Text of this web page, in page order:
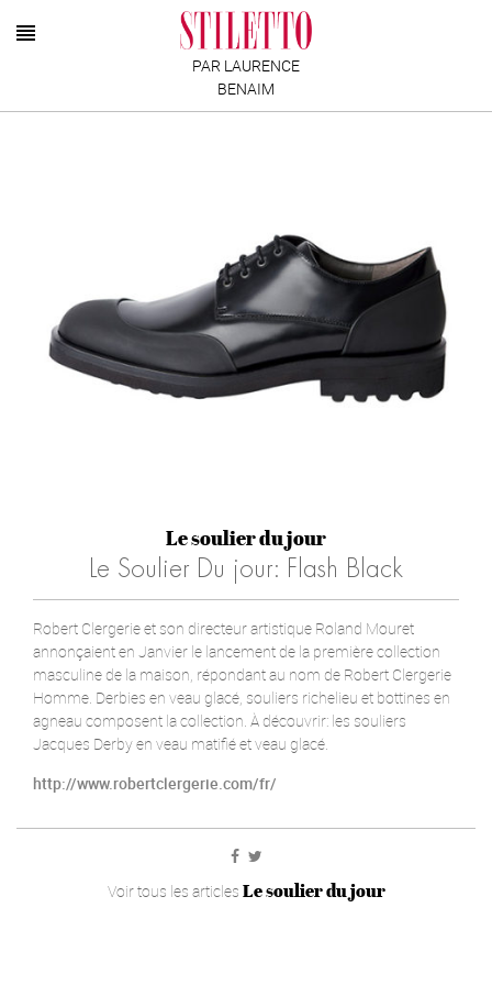
PAR LAURENCE
BENAIM
Le soulier du jour
Le Soulier Du jour: Flash Black
Robert Clergerie et son directeur artistique Roland Mouret
annonçaient en Janvier le lancement de la première collection
masculine de la maison, répondant au nom de Robert Clergerie
Homme. Derbies en veau glacé, souliers richelieu et bottines en
agneau composent la collection. À découvrir: les souliers
Jacques Derby en veau matifié et veau glacé.
http://www.robertclergerie.com/fr/
Voir tous les articles Le soulier du jour